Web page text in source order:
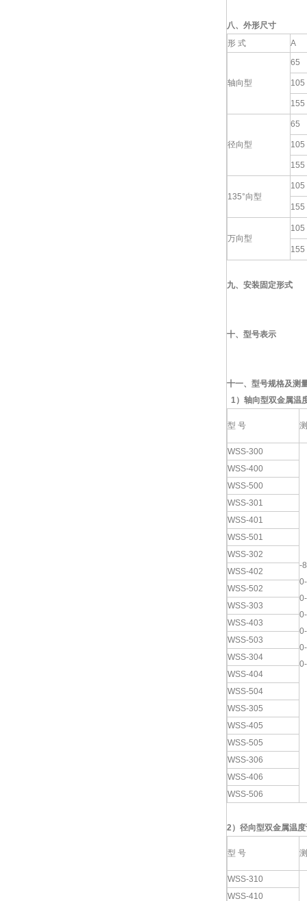
八、外形尺寸
形 式
A
轴向型
65
105
155
径向型
65
105
155
135°向型
105
155
万向型
105
155
九、 安装固定形式
十、型号表示
十一、型号规格及测
1） 轴向型双金属温
型 号
WSS-300
-
WSS-400
WSS-500
WSS-301
WSS-401
WSS-501
WSS-302
WSS-402
WSS-502
WSS-303
WSS-403
WSS-503
WSS-304
WSS-404
WSS-504
WSS-305
WSS-405
WSS-505
WSS-306
WSS-406
WSS-506
2） 径向型双金属温
型 号
WSS-310
WSS-410